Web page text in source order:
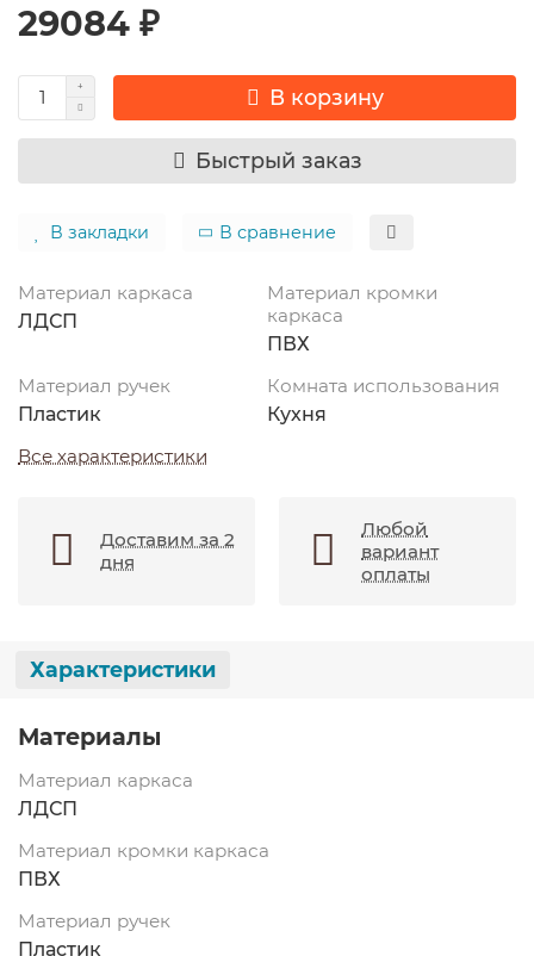
29084 ₽
В корзину
Быстрый заказ
В закладки В сравнение
Материал каркаса
ЛДСП
Материал кромки
каркаса
ПВХ
Материал ручек
Пластик
Комната использования
Кухня
Все характеристики
Доставим за 2
дня
Любой
вариант
оплаты
Характеристики
Материалы
Материал каркаса
ЛДСП
Материал кромки каркаса
ПВХ
Материал ручек
Пластик